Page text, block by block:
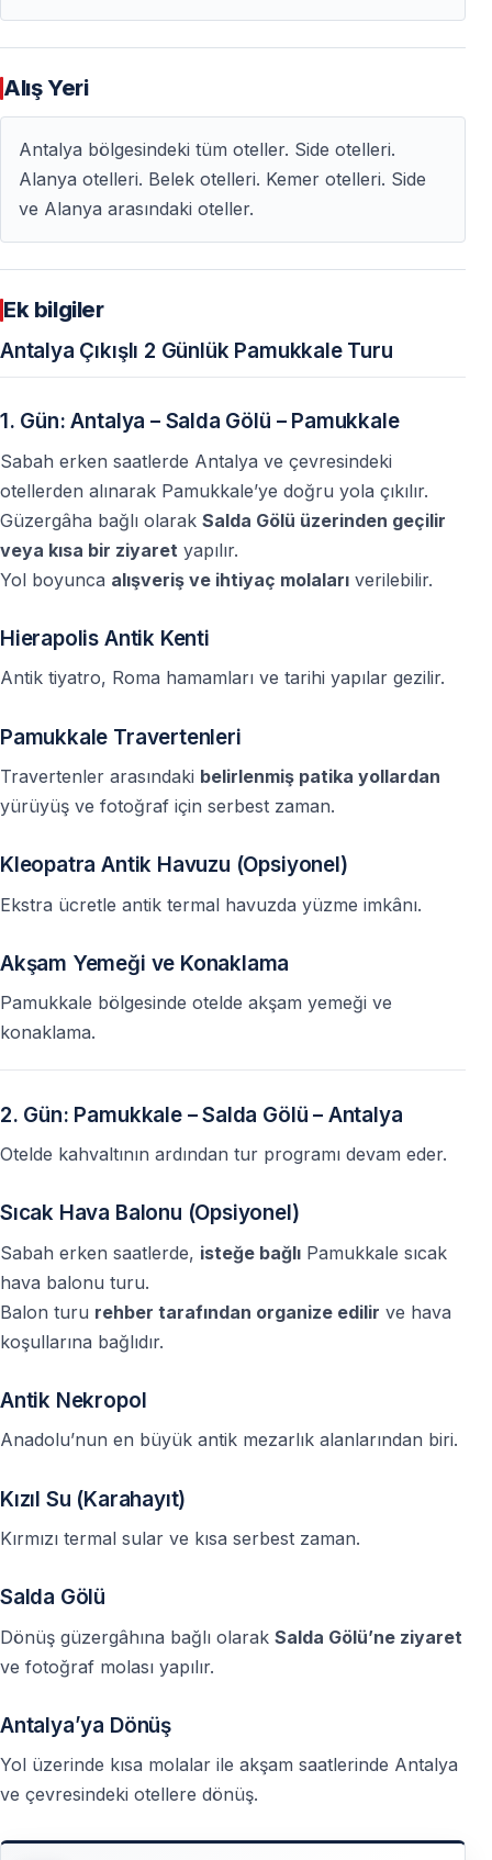
— Uzun yol süresi nedeniyle çok küçük çocuklar için
uygundur.
Travertenlerde ayakkabı ile yürüyebilir miyim?
Termal havuzlar fiyata dahil mi?
Kleopatra Antik Havuzu ekstra ücretlidir.
Tur her gün düzenleniyor mu?
— Sezon ve talebe bağlı olarak belirli günlerde
düzenlenir — rezervasyon öncesi müsaitlik kontrolü
önerilir.
Alış Yeri
Antalya bölgesindeki tüm oteller. Side otelleri.
Alanya otelleri. Belek otelleri. Kemer otelleri. Side
ve Alanya arasındaki oteller.
Ek bilgiler
Antalya Çıkışlı 2 Günlük Pamukkale Turu
1. Gün: Antalya – Salda Gölü – Pamukkale
Sabah erken saatlerde Antalya ve çevresindeki
otellerden alınarak Pamukkale’ye doğru yola çıkılır.
Güzergâha bağlı olarak Salda Gölü üzerinden geçilir
veya kısa bir ziyaret yapılır.
Yol boyunca alışveriş ve ihtiyaç molaları verilebilir.
Hierapolis Antik Kenti
Antik tiyatro, Roma hamamları ve tarihi yapılar gezilir.
Pamukkale Travertenleri
Travertenler arasındaki belirlenmiş patika yollardan
yürüyüş ve fotoğraf için serbest zaman.
Kleopatra Antik Havuzu (Opsiyonel)
Ekstra ücretle antik termal havuzda yüzme imkânı.
Akşam Yemeği ve Konaklama
Pamukkale bölgesinde otelde akşam yemeği ve
konaklama.
2. Gün: Pamukkale – Salda Gölü – Antalya
Otelde kahvaltının ardından tur programı devam eder.
Sıcak Hava Balonu (Opsiyonel)
Sabah erken saatlerde, isteğe bağlı Pamukkale sıcak
hava balonu turu.
Balon turu rehber tarafından organize edilir ve hava
koşullarına bağlıdır.
Antik Nekropol
Anadolu’nun en büyük antik mezarlık alanlarından biri.
Kızıl Su (Karahayıt)
Kırmızı termal sular ve kısa serbest zaman.
Salda Gölü
Dönüş güzergâhına bağlı olarak Salda Gölü’ne ziyaret
ve fotoğraf molası yapılır.
Antalya’ya Dönüş
Yol üzerinde kısa molalar ile akşam saatlerinde Antalya
ve çevresindeki otellere dönüş.